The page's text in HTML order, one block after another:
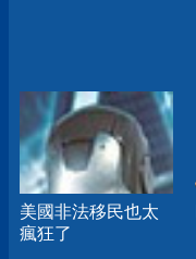
美國非法移民也太
瘋狂了